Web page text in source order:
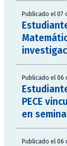
Publicado el 07
Publicado el 06
PECE
en
Publicado el 06